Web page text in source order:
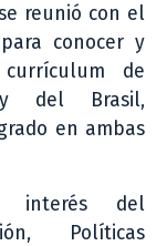
reunió con el
conocer y
de
y del Brasil,
en ambas
interés del
Políticas